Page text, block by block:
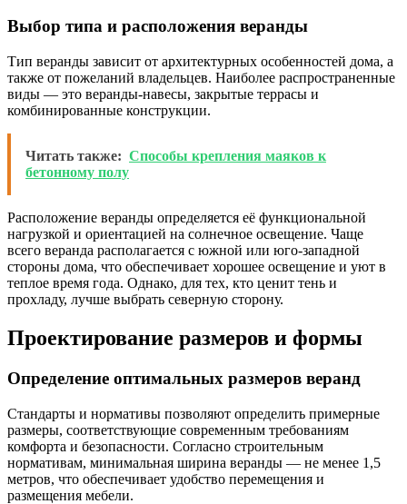
Выбор типа и расположения веранды
Тип веранды зависит от архитектурных особенностей дома, а
также от пожеланий владельцев. Наиболее распространенные
виды — это веранды-навесы, закрытые террасы и
комбинированные конструкции.
Читать также: Способы крепления маяков к
бетонному полу
Расположение веранды определяется её функциональной
нагрузкой и ориентацией на солнечное освещение. Чаще
всего веранда располагается с южной или юго-западной
стороны дома, что обеспечивает хорошее освещение и уют в
теплое время года. Однако, для тех, кто ценит тень и
прохладу, лучше выбрать северную сторону.
Проектирование размеров и формы
Определение оптимальных размеров веранд
Стандарты и нормативы позволяют определить примерные
размеры, соответствующие современным требованиям
комфорта и безопасности. Согласно строительным
нормативам, минимальная ширина веранды — не менее 1,5
метров, что обеспечивает удобство перемещения и
размещения мебели.